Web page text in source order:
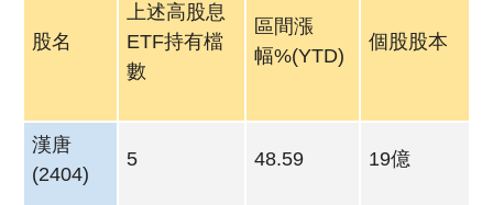
股名
上述高股息
ETF持有檔
數
區間漲
幅%(YTD)
個股股本
漢唐
(2404)
5 48.59 19億